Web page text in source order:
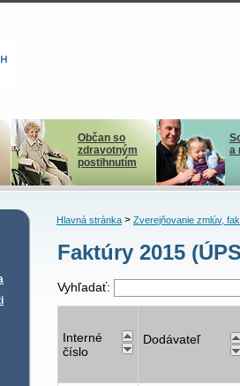
Občan so
zdravotným
postihnutím
a
Hlavná stránka> Zverejňovanie zmlúv,
Faktúry 2015
Vyhľadať:
Interné
číslo
Dodávateľ